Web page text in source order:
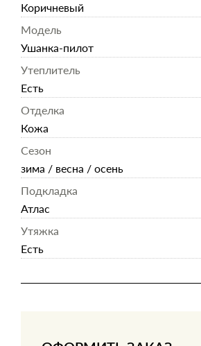
Коричневый
Модель
Ушанка-пилот
Утеплитель
Есть
Отделка
Кожа
Сезон
зима / весна / осень
Подкладка
Атлас
Утяжка
Есть